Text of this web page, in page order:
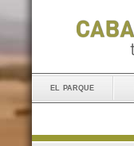
el parque